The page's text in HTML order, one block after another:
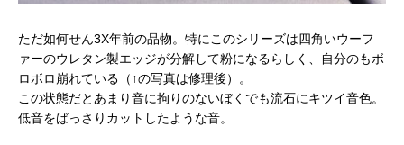
ただ如何せん3X年前の品物。特にこのシリーズは四角いウーフ
ァーのウレタン製エッジが分解して粉になるらしく、自分のもボ
ロボロ崩れている（↑の写真は修理後）。
この状態だとあまり音に拘りのないぼくでも流石にキツイ音色。
低音をばっさりカットしたような音。